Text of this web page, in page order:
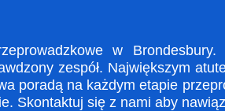
w
zespół. Największym
poradą na każdym etapie
Skontaktuj się z nami aby